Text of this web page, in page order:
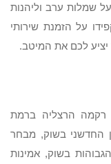
על שמלות ערב וליהנות
על הזמנת שירותי
לכם את המיטב.
רקמה הרצליה ברמת
החדשני בשוק, מבחר
בשוק, אמינות